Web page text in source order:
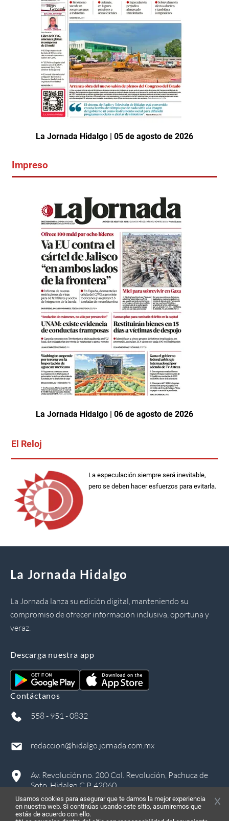
La Jornada Hidalgo | 05 de agosto de 2026
Impreso
La Jornada Hidalgo | 06 de agosto de 2026
El Reloj
La especulación siempre será inevitable,
pero se deben hacer esfuerzos para evitarla.
La Jornada Hidalgo
La Jornada lanza su edición digital, manteniendo su
compromiso de ofrecer información inclusiva, oportuna y
veraz.
Descarga nuestra app
Contáctanos
558 - 951 - 0832
redaccion@hidalgo.jornada.com.mx
Av. Revolución no. 200 Col. Revolución, Pachuca de
Soto, Hidalgo C.P. 42060
Usamos cookies para asegurar que te damos la mejor experiencia
en nuestra web. Si continúas usando este sitio, asumiremos que
estás de acuerdo con ello.